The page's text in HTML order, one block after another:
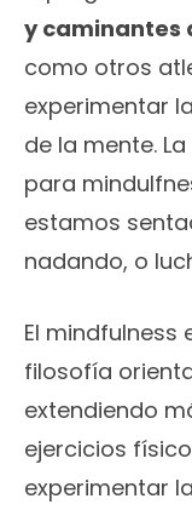
y caminantes
como otros
experimentar
de la mente.
para
estamos
nadando, o
El
filosofía
extendiendo
ejercicios
experimentar